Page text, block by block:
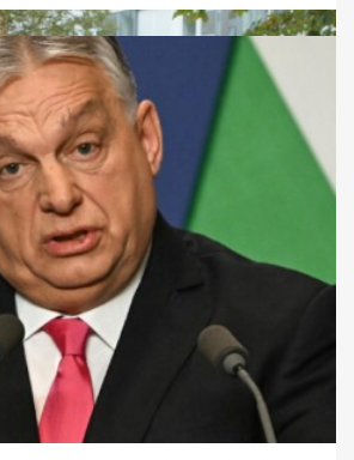
Péter: Míg az
a fejlődésről
a...